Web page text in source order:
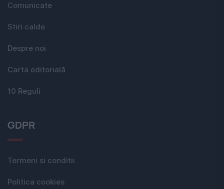
Comunicate
Stiri calde
Despre noi
Carta editorială
10 Reguli
GDPR
Termeni si conditii
Politica cookies